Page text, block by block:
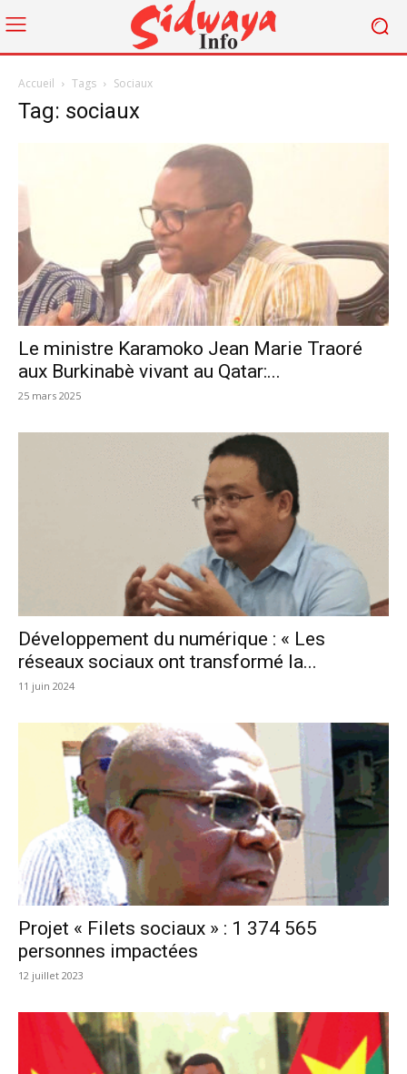
Accueil Tags Sociaux
Tag: sociaux
Le ministre Karamoko Jean Marie Traoré
aux Burkinabè vivant au Qatar:...
25 mars 2025
Développement du numérique : « Les
réseaux sociaux ont transformé la...
11 juin 2024
Projet « Filets sociaux » : 1 374 565
personnes impactées
12 juillet 2023